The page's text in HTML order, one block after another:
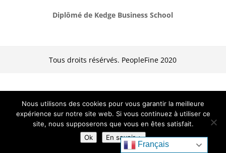
Diplômé de Kedge Business School
Tous droits résérvés. PeopleFine 2020
Français
Nous utilisons des cookies pour vous garantir la meilleure
expérience sur notre site web. Si vous continuez à utiliser ce
site, nous supposerons que vous en êtes satisfait.
Ok
En savoir +